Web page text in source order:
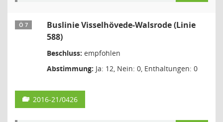
Ö 7
Buslinie Visselhövede-Walsrode (Linie
588)
Beschluss: empfohlen
Abstimmung: Ja: 12, Nein: 0, Enthaltungen: 0
2016-21/0426